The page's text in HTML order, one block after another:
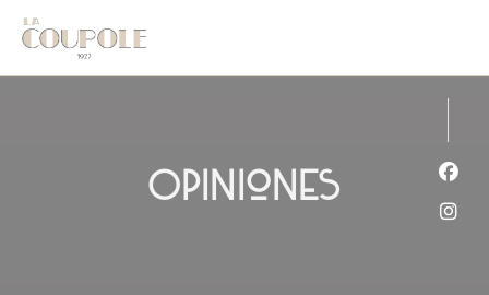
Personalización de sus opciones de cookies
Opiniones